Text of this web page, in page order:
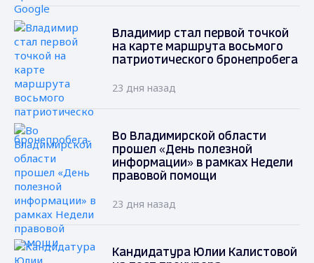
Владимир стал первой точкой
на карте маршрута восьмого
патриотического бронепробега
23 дня назад
Во Владимирской области
прошел «День полезной
информации» в рамках Недели
правовой помощи
23 дня назад
Кандидатура Юлии Калистовой